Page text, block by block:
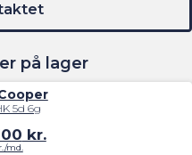
på lager
5d 6g
kr.
md.